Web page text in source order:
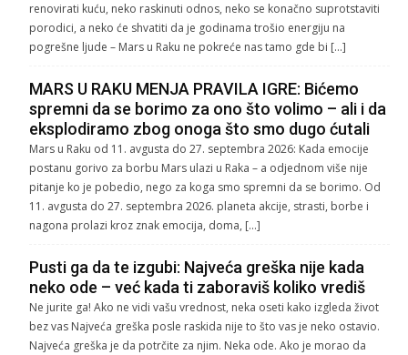
renovirati kuću, neko raskinuti odnos, neko se konačno suprotstaviti
porodici, a neko će shvatiti da je godinama trošio energiju na
pogrešne ljude – Mars u Raku ne pokreće nas tamo gde bi […]
MARS U RAKU MENJA PRAVILA IGRE: Bićemo
spremni da se borimo za ono što volimo – ali i da
eksplodiramo zbog onoga što smo dugo ćutali
Mars u Raku od 11. avgusta do 27. septembra 2026: Kada emocije
postanu gorivo za borbu Mars ulazi u Raka – a odjednom više nije
pitanje ko je pobedio, nego za koga smo spremni da se borimo. Od
11. avgusta do 27. septembra 2026. planeta akcije, strasti, borbe i
nagona prolazi kroz znak emocija, doma, […]
Pusti ga da te izgubi: Najveća greška nije kada
neko ode – već kada ti zaboraviš koliko vrediš
Ne jurite ga! Ako ne vidi vašu vrednost, neka oseti kako izgleda život
bez vas Najveća greška posle raskida nije to što vas je neko ostavio.
Najveća greška je da potrčite za njim. Neka ode. Ako je morao da